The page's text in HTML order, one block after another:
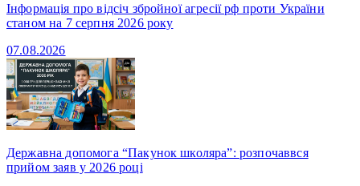
Інформація про відсіч збройної агресії рф проти України
станом на 7 серпня 2026 року
07.08.2026
Державна допомога “Пакунок школяра”: розпочаввся
прийом заяв у 2026 році